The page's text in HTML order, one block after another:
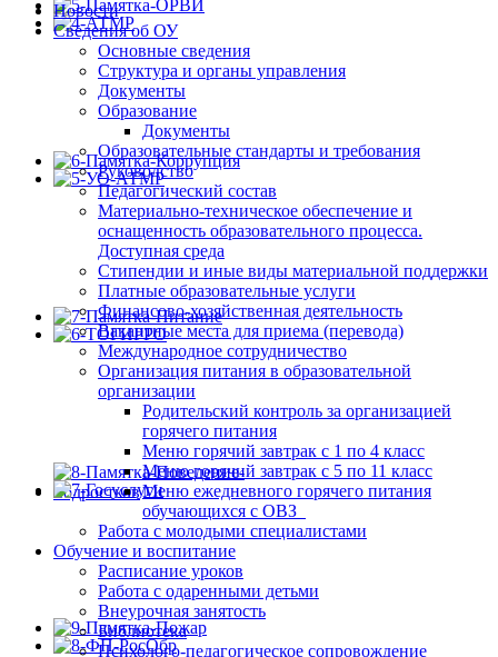
Новости
Сведения об ОУ
Основные сведения
Структура и органы управления
Документы
Образование
Документы
Образовательные стандарты и требования
Руководство
Педагогический состав
Материально-техническое обеспечение и
оснащенность образовательного процесса.
Доступная среда
Стипендии и иные виды материальной поддержки
Платные образовательные услуги
Финансово-хозяйственная деятельность
Вакантные места для приема (перевода)
Международное сотрудничество
Организация питания в образовательной
организации
Родительский контроль за организацией
горячего питания
Меню горячий завтрак с 1 по 4 класс
Меню горячий завтрак с 5 по 11 класс
Меню ежедневного горячего питания
обучающихся с ОВЗ
Работа с молодыми специалистами
Обучение и воспитание
Расписание уроков
Работа с одаренными детьми
Внеурочная занятость
Библиотека
Психолого-педагогическое сопровождение